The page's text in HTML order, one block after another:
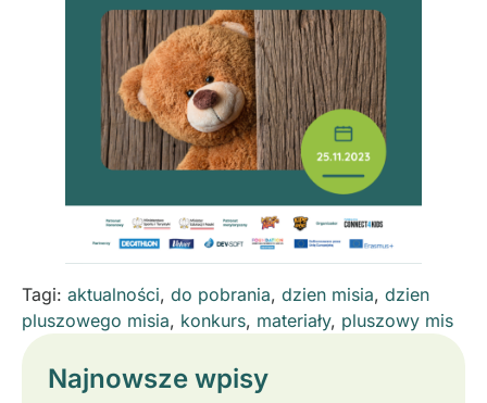
Tagi: aktualności, do pobrania, dzien misia, dzien
pluszowego misia, konkurs, materiały, pluszowy mis
Najnowsze wpisy